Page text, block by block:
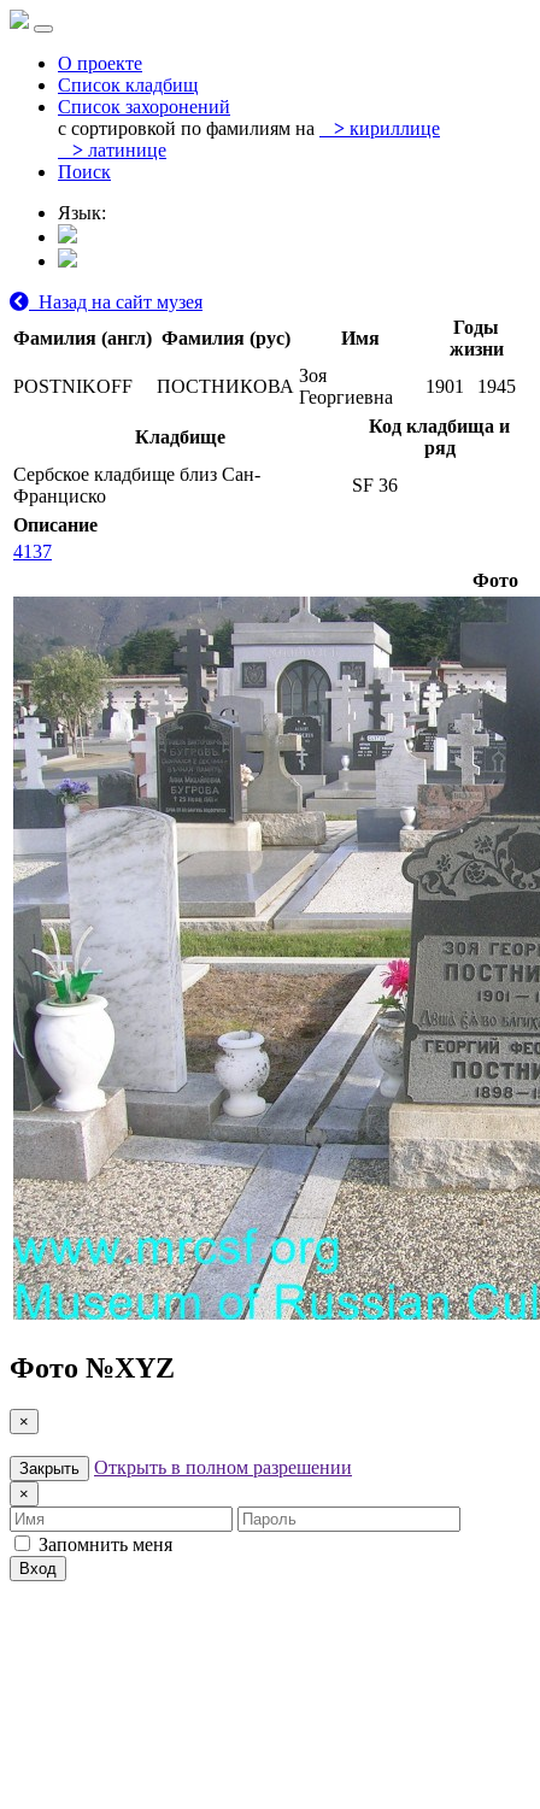
О проекте
Список кладбищ
Список захоронений
с сортировкой по фамилиям на
> кириллице
> латинице
Поиск
Язык:
Назад на сайт музея
Фамилия (англ) Фамилия (рус) Имя
Годы
жизни
POSTNIKOFF
ПОСТНИКОВА
Зоя
Георгиевна
1901 1945
Кладбище
Код кладбища и
ряд
Сербское кладбище близ Сан-
Франциско
SF 36
Описание
4137
Фото
Фото №XYZ
×
Закрыть Открыть в полном разрешении
×
Имя
Пароль
Запомнить меня
Вход